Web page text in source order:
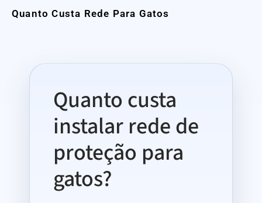
Quanto Custa Rede Para Gatos
Quanto custa
instalar rede de
proteção para
gatos?